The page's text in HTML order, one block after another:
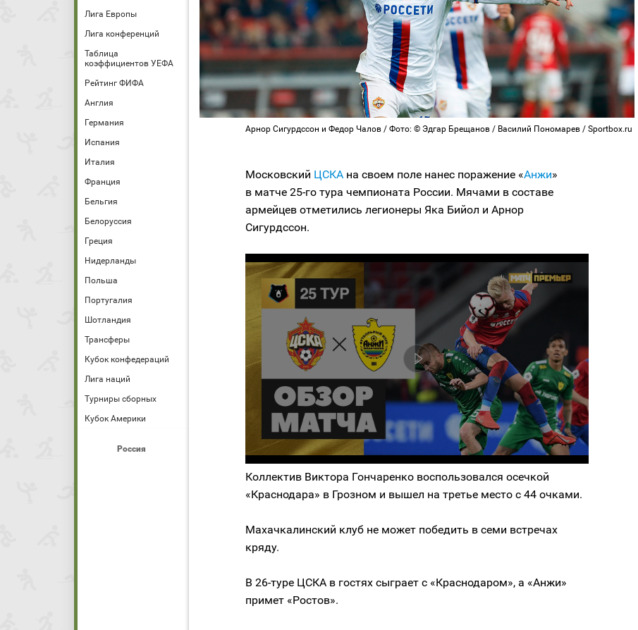
Лига Европы
Лига конференций
Таблица
коэффициентов УЕФА
Рейтинг ФИФА
Англия
Германия
Испания
Италия
Франция
Бельгия
Белоруссия
Греция
Нидерланды
Польша
Португалия
Шотландия
Трансферы
Кубок конфедераций
Лига наций
Турниры сборных
Кубок Америки
Россия
Арнор Сигурдссон и Федор Чалов / Фото: © Эдгар Брещанов / Василий Пономарев / Sportbox.ru
Московский ЦСКА на своем поле нанес поражение «Анжи»
в матче 25-го тура чемпионата России. Мячами в составе
армейцев отметились легионеры Яка Бийол и Арнор
Сигурдссон.
Коллектив Виктора Гончаренко воспользовался осечкой
«Краснодара» в Грозном и вышел на третье место с 44 очками.
Махачкалинский клуб не может победить в семи встречах
кряду.
В 26-туре ЦСКА в гостях сыграет с «Краснодаром», а «Анжи»
примет «Ростов».